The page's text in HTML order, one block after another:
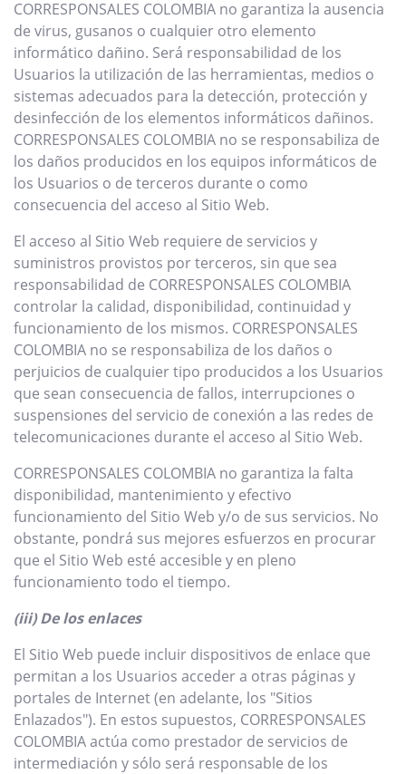
CORRESPONSALES COLOMBIA no garantiza la ausencia
de virus, gusanos o cualquier otro elemento
informático dañino. Será responsabilidad de los
Usuarios la utilización de las herramientas, medios o
sistemas adecuados para la detección, protección y
desinfección de los elementos informáticos dañinos.
CORRESPONSALES COLOMBIA no se responsabiliza de
los daños producidos en los equipos informáticos de
los Usuarios o de terceros durante o como
consecuencia del acceso al Sitio Web.
El acceso al Sitio Web requiere de servicios y
suministros provistos por terceros, sin que sea
responsabilidad de CORRESPONSALES COLOMBIA
controlar la calidad, disponibilidad, continuidad y
funcionamiento de los mismos. CORRESPONSALES
COLOMBIA no se responsabiliza de los daños o
perjuicios de cualquier tipo producidos a los Usuarios
que sean consecuencia de fallos, interrupciones o
suspensiones del servicio de conexión a las redes de
telecomunicaciones durante el acceso al Sitio Web.
CORRESPONSALES COLOMBIA no garantiza la falta
disponibilidad, mantenimiento y efectivo
funcionamiento del Sitio Web y/o de sus servicios. No
obstante, pondrá sus mejores esfuerzos en procurar
que el Sitio Web esté accesible y en pleno
funcionamiento todo el tiempo.
(iii) De los enlaces
El Sitio Web puede incluir dispositivos de enlace que
permitan a los Usuarios acceder a otras páginas y
portales de Internet (en adelante, los "Sitios
Enlazados"). En estos supuestos, CORRESPONSALES
COLOMBIA actúa como prestador de servicios de
intermediación y sólo será responsable de los